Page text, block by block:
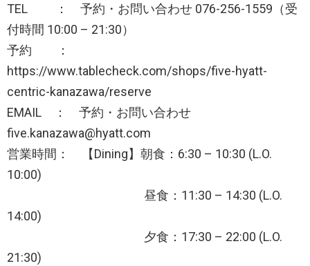
TEL ： 予約・お問い合わせ 076-256-1559（受
付時間 10:00 – 21:30）
予約 ：
https://www.tablecheck.com/shops/five-hyatt-
centric-kanazawa/reserve
EMAIL ： 予約・お問い合わせ
five.kanazawa@hyatt.com
営業時間： 【Dining】朝食：6:30 – 10:30 (L.O.
10:00)
昼食：11:30 – 14:30 (L.O.
14:00)
夕食：17:30 – 22:00 (L.O.
21:30)